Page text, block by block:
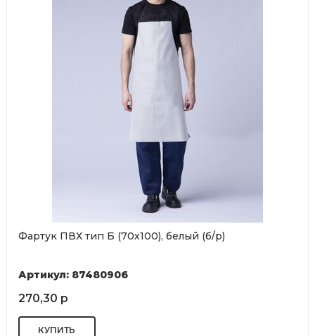
Фартук ПВХ тип Б (70х100), белый (б/р)
Артикул: 87480906
270,30 р